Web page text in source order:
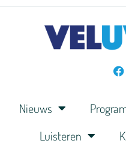
Nieuws
Luisteren